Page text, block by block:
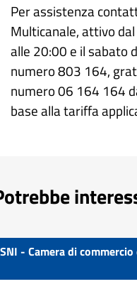
Per assistenza
Multicanale, attivo
alle 20:00 e il sabato
numero 803 164,
numero 06 164 164
base alla tariffa
SNI - Camera di